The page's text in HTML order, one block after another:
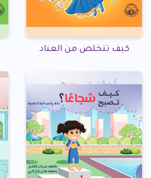
كيف تتخلص من العناد